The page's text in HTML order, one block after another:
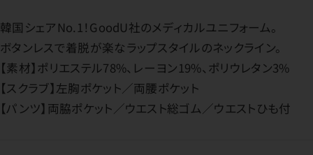
韓国シェアNo.1！GoodU社のメディカルユニフォーム。
ボタンレスで着脱が楽なラップスタイルのネックライン。
【素材】ポリエステル78%、レーヨン19%、ポリウレタン3%
【スクラブ】左胸ポケット／両腰ポケット
【パンツ】両脇ポケット／ウエスト総ゴム／ウエストひも付